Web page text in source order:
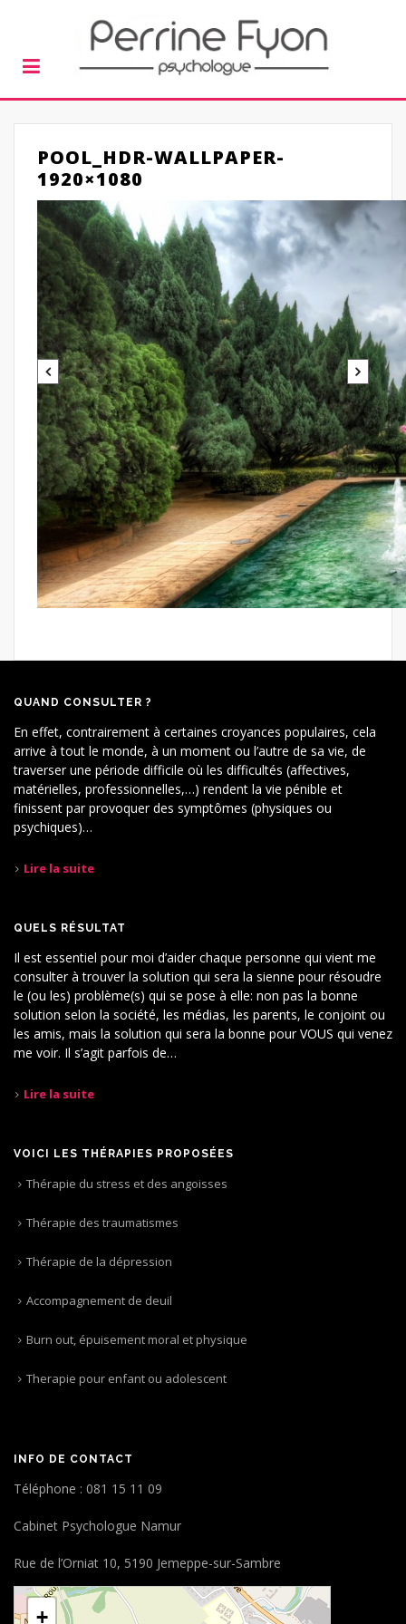
POOL_HDR-WALLPAPER-
1920×1080
QUAND CONSULTER ?
En effet, contrairement à certaines croyances populaires, cela
arrive à tout le monde, à un moment ou l’autre de sa vie, de
traverser une période difficile où les difficultés (affectives,
matérielles, professionnelles,…) rendent la vie pénible et
finissent par provoquer des symptômes (physiques ou
psychiques)…
Lire la suite
QUELS RÉSULTAT
Il est essentiel pour moi d’aider chaque personne qui vient me
consulter à trouver la solution qui sera la sienne pour résoudre
le (ou les) problème(s) qui se pose à elle: non pas la bonne
solution selon la société, les médias, les parents, le conjoint ou
les amis, mais la solution qui sera la bonne pour VOUS qui venez
me voir. Il s’agit parfois de…
Lire la suite
VOICI LES THÉRAPIES PROPOSÉES
Thérapie du stress et des angoisses
Thérapie des traumatismes
Thérapie de la dépression
Accompagnement de deuil
Burn out, épuisement moral et physique
Therapie pour enfant ou adolescent
INFO DE CONTACT
Téléphone : 081 15 11 09
Cabinet Psychologue Namur
Rue de l’Orniat 10, 5190 Jemeppe-sur-Sambre
loading map - please wait...
+